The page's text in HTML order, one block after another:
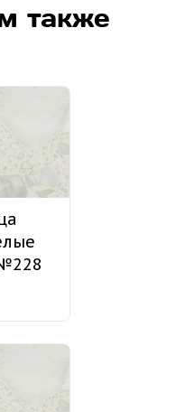
также